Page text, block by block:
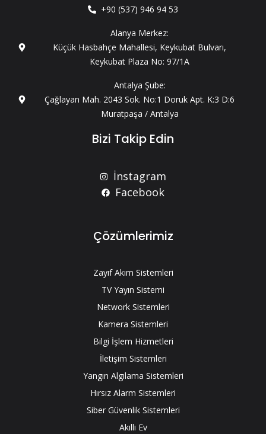
+90 (537) 946 94 53
Alanya Merkez:
Küçük Hasbahçe Mahallesi, Keykubat Bulvarı,
Keykubat Plaza No: 97/1A
Antalya Şube:
Çağlayan Mah. 2043 Sok. No:1 Doruk Apt. K:3 D:6
Muratpaşa / Antalya
Bizi Takip Edin
İnstagram
Facebook
Çözümlerimiz
Zayıf Akım Sistemleri
TV Yayın Sistemi
Network Sistemleri
Kamera Sistemleri
Bilgi İşlem Hizmetleri
İletişim Sistemleri
Yangın Algılama Sistemleri
Hırsız Alarm Sistemleri
Siber Güvenlik Sistemleri
Akıllı Ev